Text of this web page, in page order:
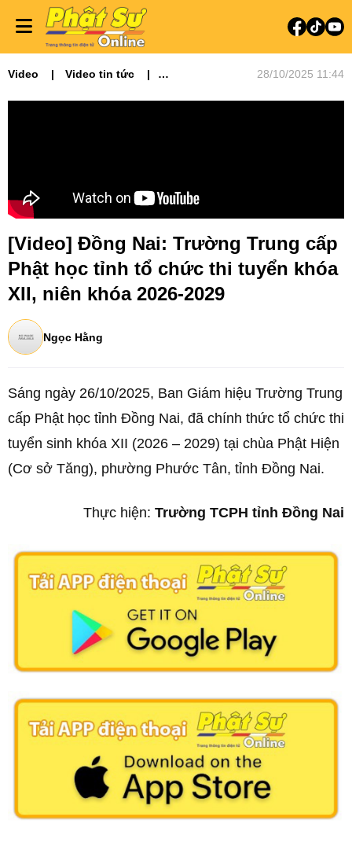
Video
Video tin tức
28/10/2025 11:44
[Video] Đồng Nai: Trường Trung cấp
Phật học tỉnh tổ chức thi tuyển khóa
XII, niên khóa 2026-2029
Ngọc Hằng
Sáng ngày 26/10/2025, Ban Giám hiệu Trường Trung
cấp Phật học tỉnh Đồng Nai, đã chính thức tổ chức thi
tuyển sinh khóa XII (2026 – 2029) tại chùa Phật Hiện
(Cơ sở Tăng), phường Phước Tân, tỉnh Đồng Nai.
Thực hiện: Trường TCPH tỉnh Đồng Nai